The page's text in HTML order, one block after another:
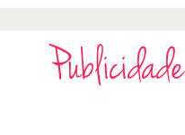
Publicidade